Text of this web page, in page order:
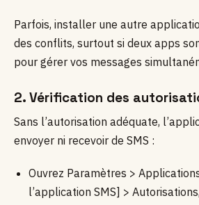
Parfois, installer une autre
des conflits, surtout si deux apps
pour gérer vos messages
2. Vérification des
Sans l’autorisation adéquate,
envoyer ni recevoir de SMS :
Ouvrez Paramètres >
l’application SMS] > Autorisations,